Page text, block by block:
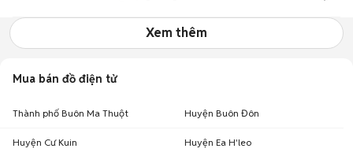
Xem thêm
Mua bán đồ điện tử
Thành phố Buôn Ma Thuột Huyện Buôn Đôn
Huyện Cư Kuin Huyện Ea H'leo